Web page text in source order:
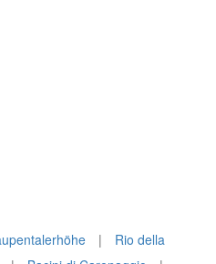
|
Rio della